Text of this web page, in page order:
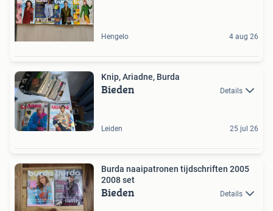
Hengelo 4 aug 26
Knip, Ariadne, Burda
Bieden Details
Leiden 25 jul 26
Burda naaipatronen tijdschriften 2005
2008 set
Bieden Details